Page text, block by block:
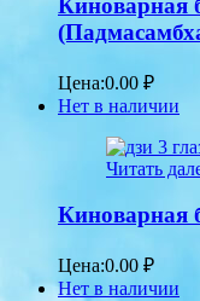
Киноварная
Цена:0.00 ₽
Нет в наличии
Читать
Киноварная
Цена:0.00 ₽
Нет в наличии